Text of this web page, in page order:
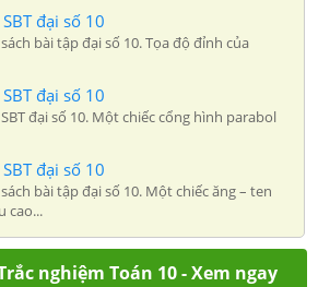
đại số 10
bài tập đại số 10. Tọa độ đỉnh của
đại số 10
đại số 10. Một chiếc cổng hình parabol
đại số 10
bài tập đại số 10. Một chiếc ăng – ten
cao...
nghiệm Toán 10 - Xem ngay